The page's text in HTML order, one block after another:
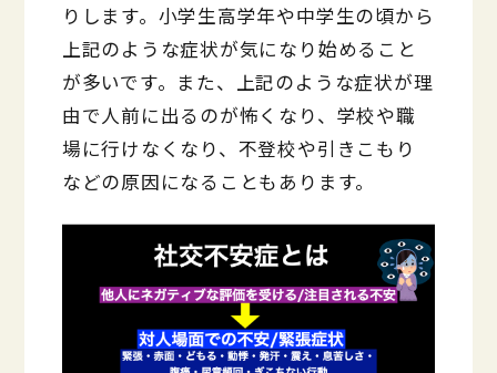
りします。小学生高学年や中学生の頃から
上記のような症状が気になり始めること
が多いです。また、上記のような症状が理
由で人前に出るのが怖くなり、学校や職
場に行けなくなり、不登校や引きこもり
などの原因になることもあります。